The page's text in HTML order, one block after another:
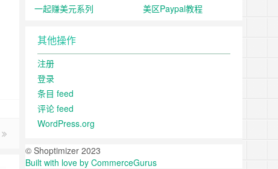
一起赚美元系列
美区Paypal教程
其他操作
注册
登录
条目 feed
评论 feed
WordPress.org
© Shoptimizer 2023
Built with love by CommerceGurus